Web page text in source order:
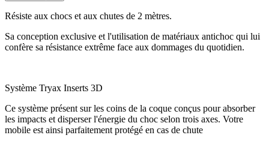
Résiste aux chocs et aux chutes de 2 mètres.
Sa conception exclusive et l'utilisation de matériaux antichoc qui lui
confère sa résistance extrême face aux dommages du quotidien.
Système Tryax Inserts 3D
Ce système présent sur les coins de la coque conçus pour absorber
les impacts et disperser l'énergie du choc selon trois axes. Votre
mobile est ainsi parfaitement protégé en cas de chute